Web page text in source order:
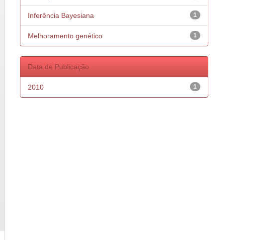
1
Inferência Bayesiana
1
Melhoramento genético
Data de Publicação
1
2010